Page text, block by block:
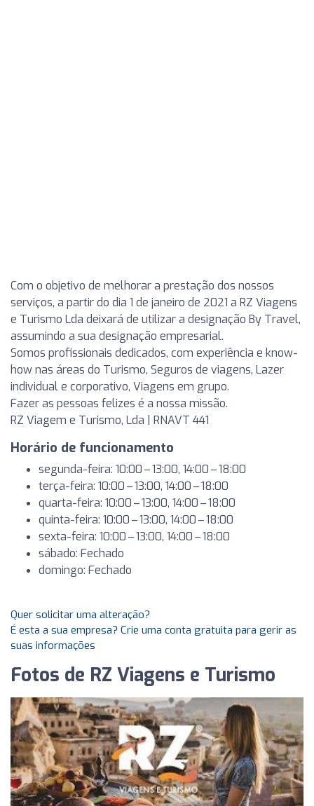
Com o objetivo de melhorar a prestação dos nossos
serviços, a partir do dia 1 de janeiro de 2021 a RZ Viagens
e Turismo Lda deixará de utilizar a designação By Travel,
assumindo a sua designação empresarial.
Somos profissionais dedicados, com experiência e know-
how nas áreas do Turismo, Seguros de viagens, Lazer
individual e corporativo, Viagens em grupo.
Fazer as pessoas felizes é a nossa missão.
RZ Viagem e Turismo, Lda | RNAVT 441
Horário de funcionamento
segunda-feira: 10:00 – 13:00, 14:00 – 18:00
terça-feira: 10:00 – 13:00, 14:00 – 18:00
quarta-feira: 10:00 – 13:00, 14:00 – 18:00
quinta-feira: 10:00 – 13:00, 14:00 – 18:00
sexta-feira: 10:00 – 13:00, 14:00 – 18:00
sábado: Fechado
domingo: Fechado
Quer solicitar uma alteração?
É esta a sua empresa? Crie uma conta gratuita para gerir as
suas informações
Fotos de RZ Viagens e Turismo